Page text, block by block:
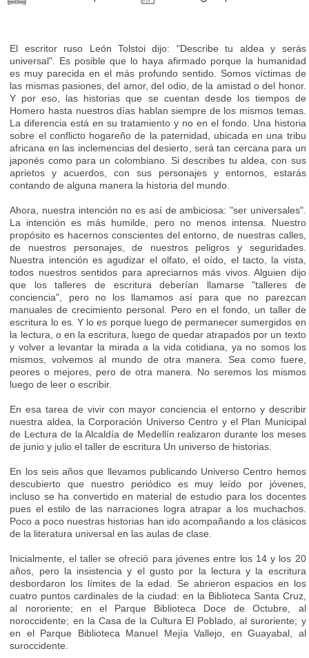
El escritor ruso León Tolstoi dijo: "Describe tu aldea y serás
universal". Es posible que lo haya afirmado porque la humanidad
es muy parecida en el más profundo sentido. Somos víctimas de
las mismas pasiones, del amor, del odio, de la amistad o del honor.
Y por eso, las historias que se cuentan desde los tiempos de
Homero hasta nuestros días hablan siempre de los mismos temas.
La diferencia está en su tratamiento y no en el fondo. Una historia
sobre el conflicto hogareño de la paternidad, ubicada en una tribu
africana en las inclemencias del desierto, será tan cercana para un
japonés como para un colombiano. Si describes tu aldea, con sus
aprietos y acuerdos, con sus personajes y entornos, estarás
contando de alguna manera la historia del mundo.
Ahora, nuestra intención no es así de ambiciosa: "ser universales".
La intención es más humilde, pero no menos intensa. Nuestro
propósito es hacernos conscientes del entorno, de nuestras calles,
de nuestros personajes, de nuestros peligros y seguridades.
Nuestra intención es agudizar el olfato, el oído, el tacto, la vista,
todos nuestros sentidos para apreciarnos más vivos. Alguien dijo
que los talleres de escritura deberían llamarse "talleres de
conciencia", pero no los llamamos así para que no parezcan
manuales de crecimiento personal. Pero en el fondo, un taller de
escritura lo es. Y lo es porque luego de permanecer sumergidos en
la lectura, o en la escritura, luego de quedar atrapados por un texto
y volver a levantar la mirada a la vida cotidiana, ya no somos los
mismos, volvemos al mundo de otra manera. Sea como fuere,
peores o mejores, pero de otra manera. No seremos los mismos
luego de leer o escribir.
En esa tarea de vivir con mayor conciencia el entorno y describir
nuestra aldea, la Corporación Universo Centro y el Plan Municipal
de Lectura de la Alcaldía de Medellín realizaron durante los meses
de junio y julio el taller de escritura Un universo de historias.
En los seis años que llevamos publicando Universo Centro hemos
descubierto que nuestro periódico es muy leído por jóvenes,
incluso se ha convertido en material de estudio para los docentes
pues el estilo de las narraciones logra atrapar a los muchachos.
Poco a poco nuestras historias han ido acompañando a los clásicos
de la literatura universal en las aulas de clase.
Inicialmente, el taller se ofreció para jóvenes entre los 14 y los 20
años, pero la insistencia y el gusto por la lectura y la escritura
desbordaron los límites de la edad. Se abrieron espacios en los
cuatro puntos cardinales de la ciudad: en la Biblioteca Santa Cruz,
al nororiente; en el Parque Biblioteca Doce de Octubre, al
noroccidente; en la Casa de la Cultura El Poblado, al suroriente; y
en el Parque Biblioteca Manuel Mejía Vallejo, en Guayabal, al
suroccidente.